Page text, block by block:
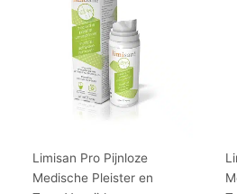
Limisan Pro Pijnloze
Medische Pleister en